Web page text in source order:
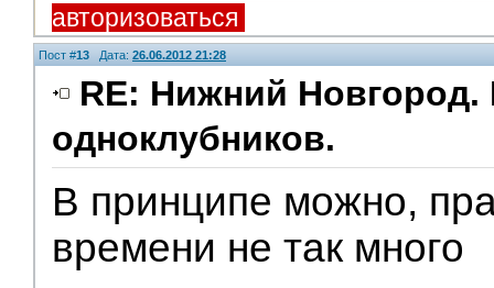
авторизоваться
Пост #13 Дата: 26.06.2012 21:28
RE: Нижний Новгород.
одноклубников.
В принципе можно,
времени не так много